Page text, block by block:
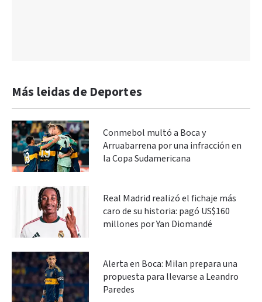
Más leidas de Deportes
Conmebol multó a Boca y
Arruabarrena por una infracción en
la Copa Sudamericana
Real Madrid realizó el fichaje más
caro de su historia: pagó US$160
millones por Yan Diomandé
Alerta en Boca: Milan prepara una
propuesta para llevarse a Leandro
Paredes